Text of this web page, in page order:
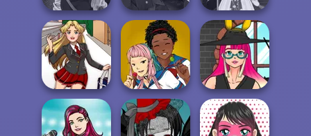
Manga Creator
Vampire Hunter
P...
Manga Creator
Vampire Hunter
P...
Video Game
Avatar Creator